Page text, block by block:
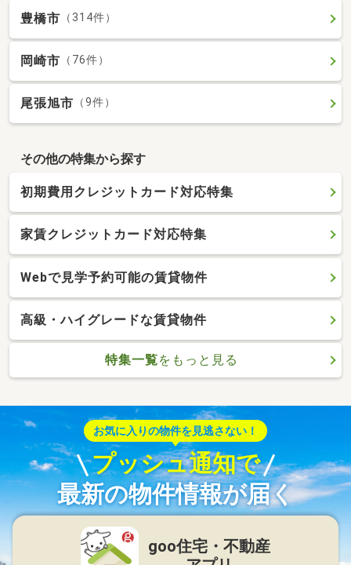
豊橋市 （314件）
岡崎市 （76件）
尾張旭市 （9件）
その他の特集から探す
初期費用クレジットカード対応特集
家賃クレジットカード対応特集
Webで見学予約可能の賃貸物件
高級・ハイグレードな賃貸物件
特集一覧をもっと見る
お気に入りの物件を見逃さない！
プッシュ通知で
最新の物件情報が届く
goo住宅・不動産